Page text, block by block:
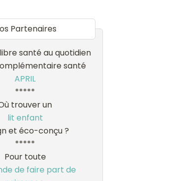
Partenaires
santé au quotidien
santé
APRIL
*****
trouver un
lit enfant
et éco-conçu ?
*****
Pour toute
de faire part de